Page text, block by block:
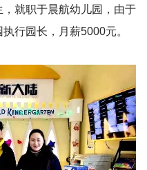
就职于晨航幼儿园，由于
行园长，月薪5000元。